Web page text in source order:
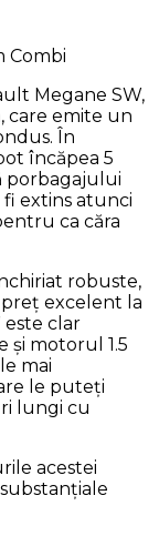
Combi
Megane SW,
care emite un
În
încăpea 5
porbagajului
extins atunci
ca căra
robuste,
preț excelent la
este clar
și motorul 1.5
mai
le puteți
lungi cu
acestei